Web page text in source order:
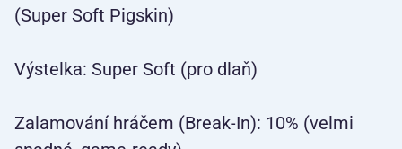
(Super Soft Pigskin)
Výstelka: Super Soft (pro dlaň)
Zalamování hráčem (Break-In): 10% (velmi